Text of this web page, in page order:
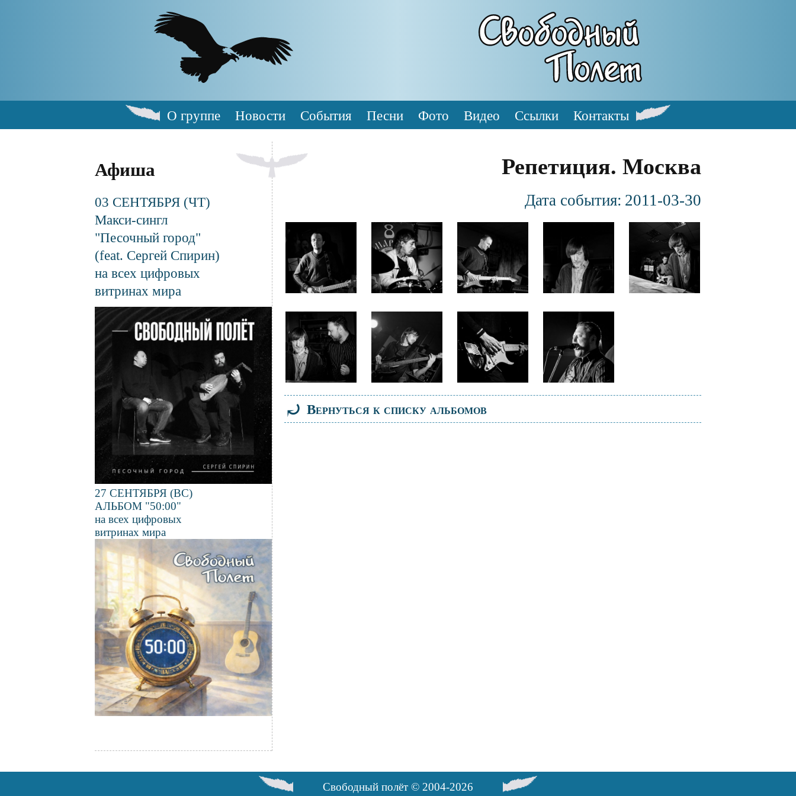
Main
О группе Новости События Песни Фото Видео Ссылки Контакты
Афиша
03 СЕНТЯБРЯ (ЧТ)
Макси-сингл
"Песочный город"
(feat. Сергей Спирин)
на всех цифровых
витринах мира
Файл
изображения
27 СЕНТЯБРЯ (ВС)
АЛЬБОМ "50:00"
на всех цифровых
витринах мира
Файл
изображения
Репетиция. Москва
Дата события: 2011-03-30
Файл
изображения
Файл
изображения
Файл
изображения
Файл
изображения
Файл
изображения
Файл
изображения
Файл
изображения
Файл
изображения
Файл
изображения
⤾ Вернуться к списку альбомов
Свободный полёт © 2004-2026